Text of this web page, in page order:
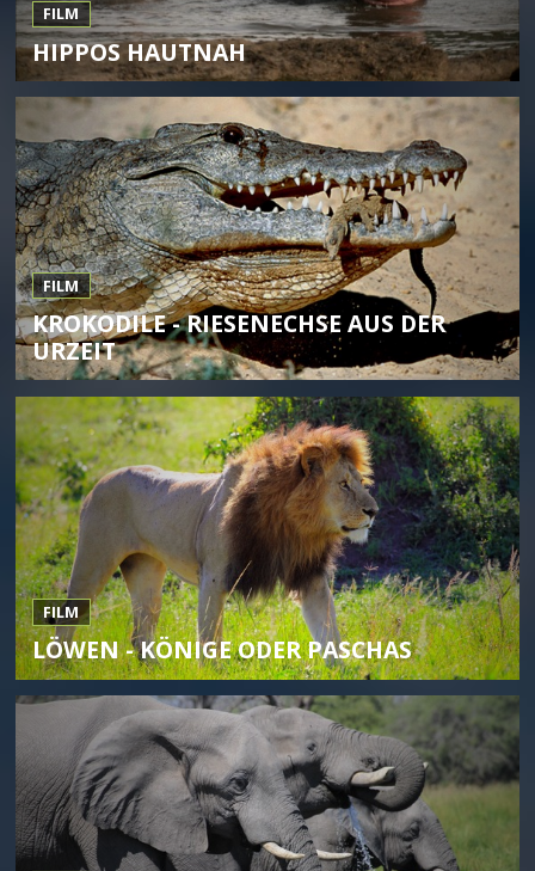
FILM
HIPPOS HAUTNAH
FILM
KROKODILE - RIESENECHSE AUS DER
URZEIT
FILM
LÖWEN - KÖNIGE ODER PASCHAS